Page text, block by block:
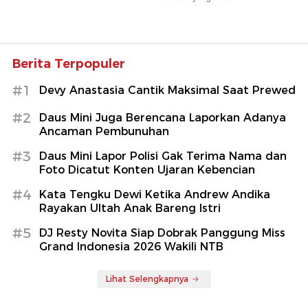
Berita Terpopuler
#1 Devy Anastasia Cantik Maksimal Saat Prewed
#2
Daus Mini Juga Berencana Laporkan Adanya
Ancaman Pembunuhan
#3
Daus Mini Lapor Polisi Gak Terima Nama dan
Foto Dicatut Konten Ujaran Kebencian
#4
Kata Tengku Dewi Ketika Andrew Andika
Rayakan Ultah Anak Bareng Istri
#5
DJ Resty Novita Siap Dobrak Panggung Miss
Grand Indonesia 2026 Wakili NTB
Lihat Selengkapnya